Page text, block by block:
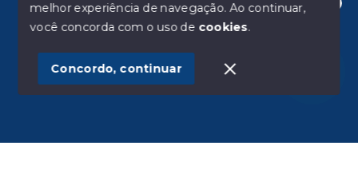
Olá! Estamos disponíveis para te ajudar.
© Copyright 2026 - Lyon Imóveis - Todos os direitos
SITE PARA IMOBILIARIA
melhor experiência de navegação.Ao continuar,
você concorda com o uso de cookies.
Concordo, continuar